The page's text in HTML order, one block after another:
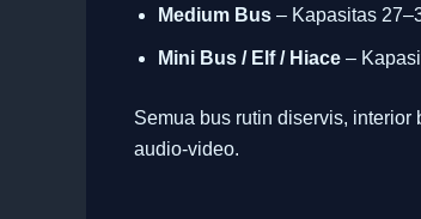
Medium Bus – Kapasitas
Mini Bus / Elf / Hiace –
Semua bus rutin diservis,
audio-video.